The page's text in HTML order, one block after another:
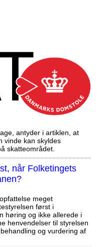
antyder i artiklen, at
vinde kan skyldes
skatteområdet.
når Folketingets
meget
først i
høring og ikke allerede i
henvendelser til styrelsen
og vurdering af